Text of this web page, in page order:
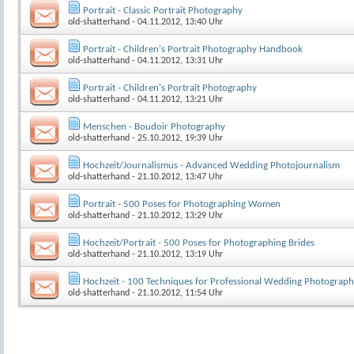
Portrait - Classic Portrait Photography
old-shatterhand - 04.11.2012, 13:40 Uhr
Portrait - Children's Portrait Photography Handbook
old-shatterhand - 04.11.2012, 13:31 Uhr
Portrait - Children's Portrait Photography
old-shatterhand - 04.11.2012, 13:21 Uhr
Menschen - Boudoir Photography
old-shatterhand - 25.10.2012, 19:39 Uhr
Hochzeit/Journalismus - Advanced Wedding Photojournalism
old-shatterhand - 21.10.2012, 13:47 Uhr
Portrait - 500 Poses for Photographing Women
old-shatterhand - 21.10.2012, 13:29 Uhr
Hochzeit/Portrait - 500 Poses for Photographing Brides
old-shatterhand - 21.10.2012, 13:19 Uhr
Hochzeit - 100 Techniques for Professional Wedding
old-shatterhand - 21.10.2012, 11:54 Uhr